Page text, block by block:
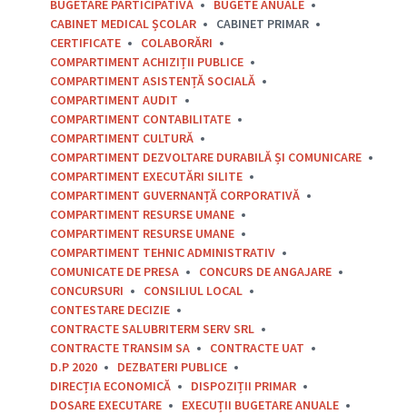
BUGETARE PARTICIPATIVĂ
BUGETE ANUALE
CABINET MEDICAL ȘCOLAR
CABINET PRIMAR
CERTIFICATE
COLABORĂRI
COMPARTIMENT ACHIZIȚII PUBLICE
COMPARTIMENT ASISTENȚĂ SOCIALĂ
COMPARTIMENT AUDIT
COMPARTIMENT CONTABILITATE
COMPARTIMENT CULTURĂ
COMPARTIMENT DEZVOLTARE DURABILĂ ȘI COMUNICARE
COMPARTIMENT EXECUTĂRI SILITE
COMPARTIMENT GUVERNANȚĂ CORPORATIVĂ
COMPARTIMENT RESURSE UMANE
COMPARTIMENT RESURSE UMANE
COMPARTIMENT TEHNIC ADMINISTRATIV
COMUNICATE DE PRESA
CONCURS DE ANGAJARE
CONCURSURI
CONSILIUL LOCAL
CONTESTARE DECIZIE
CONTRACTE SALUBRITERM SERV SRL
CONTRACTE TRANSIM SA
CONTRACTE UAT
D.P 2020
DEZBATERI PUBLICE
DIRECȚIA ECONOMICĂ
DISPOZIȚII PRIMAR
DOSARE EXECUTARE
EXECUȚII BUGETARE ANUALE